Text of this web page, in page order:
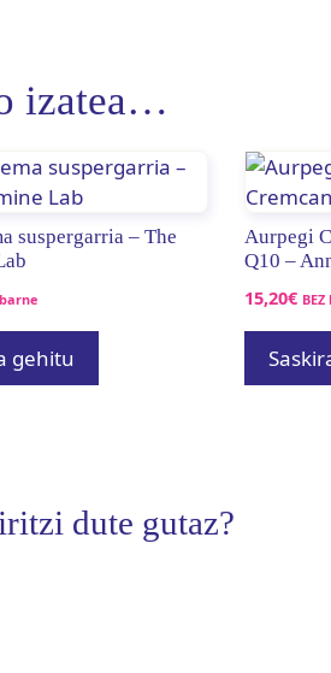
izatea…
suspergarria – The
barne
gehitu
Aurpegi
Q10 –
15,20€
dute gutaz?